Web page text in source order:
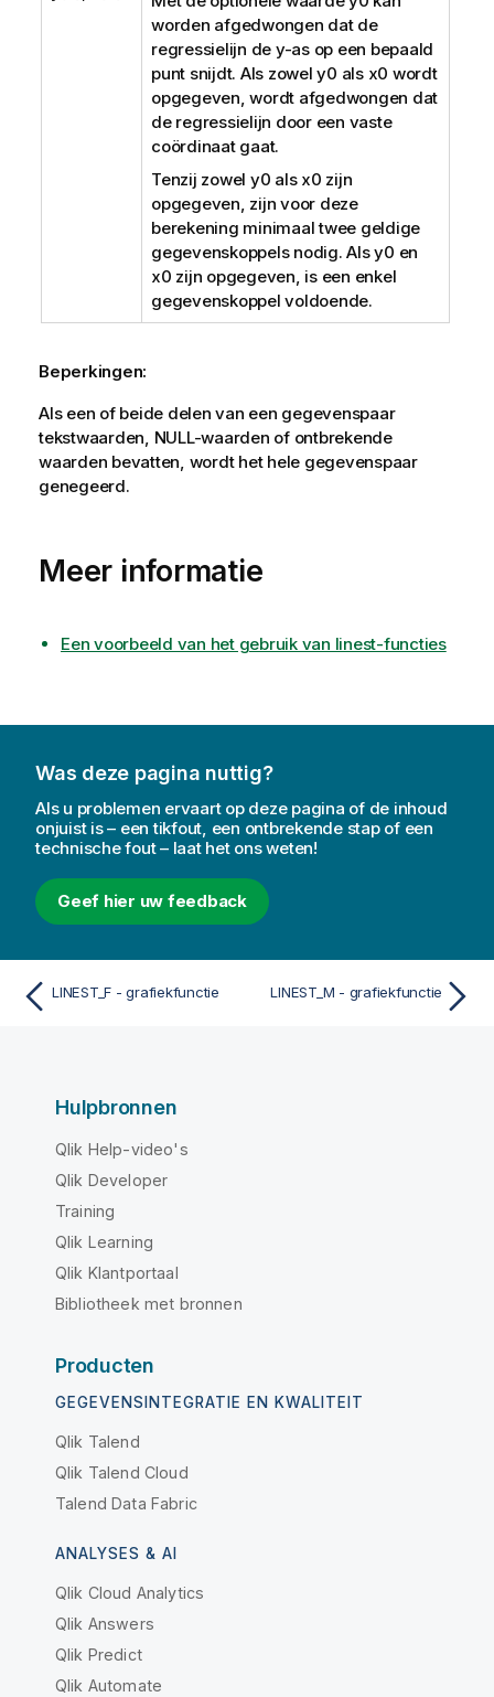
worden afgedwongen dat de
regressielijn de y-as op een bepaald
punt snijdt. Als zowely0 als x0 wordt
opgegeven, wordt afgedwongen dat
de regressielijn door een vaste
coördinaat gaat.
Tenzij zowel y0 als x0 zijn
opgegeven, zijn voor deze
berekening minimaal twee geldige
gegevenskoppels nodig. Alsy0 en
x0 zijn opgegeven, is een enkel
gegevenskoppel voldoende.
Beperkingen:
Als een of beide delen van een gegevenspaar
tekstwaarden, NULL-waarden of ontbrekende
waarden bevatten, wordt het hele gegevenspaar
genegeerd.
Meer informatie
Een voorbeeld van het gebruik van linest-functies
Was deze pagina nuttig?
Als u problemen ervaart op deze pagina of de inhoud
onjuist is – een tikfout, een ontbrekende stap of een
technische fout – laat het ons weten!
Geef hier uw feedback
LINEST_F - grafiekfunctie LINEST_M - grafiekfunctie
Hulpbronnen
Qlik Help-video's
Qlik Developer
Training
Qlik Learning
Qlik Klantportaal
Bibliotheek met bronnen
Producten
GEGEVENSINTEGRATIE EN KWALITEIT
Qlik Talend
Qlik Talend Cloud
Talend Data Fabric
ANALYSES & AI
Qlik Cloud Analytics
Qlik Answers
Qlik Predict
Qlik Automate